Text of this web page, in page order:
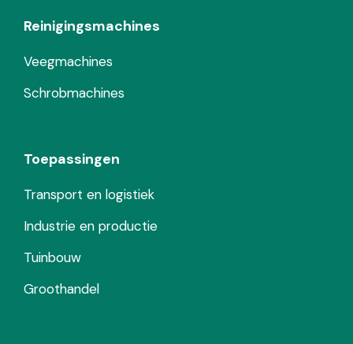
Reinigingsmachines
Veegmachines
Schrobmachines
Toepassingen
Transport en logistiek
Industrie en productie
Tuinbouw
Groothandel